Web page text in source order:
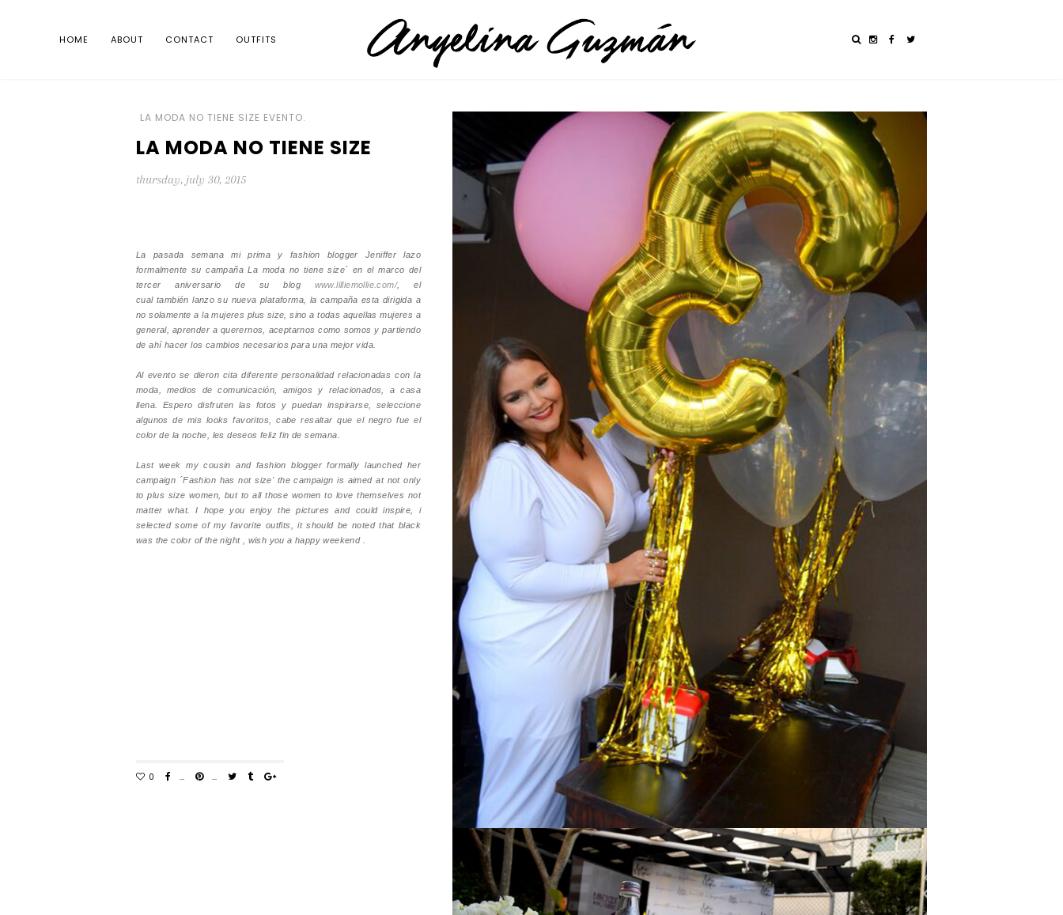
HOME ABOUT CONTACT OUTFITS
LA MODA NO TIENE SIZE EVENTO.
LA MODA NO TIENE SIZE
thursday, july 30, 2015
La pasada semana mi prima y fashion blogger Jeniffer lazo
formalmente su campaña La moda no tiene size´ en el marco del
tercer aniversario de su blog www.lilliemollie.com/, el
cual también lanzo su nueva plataforma, la campaña esta dirigida a
no solamente a la mujeres plus size, sino a todas aquellas mujeres a
general, aprender a querernos, aceptarnos como somos y partiendo
de ahí hacer los cambios necesarios para una mejor vida.
Al evento se dieron cita diferente personalidad relacionadas con la
moda, medios de comunicación, amigos y relacionados, a casa
llena. Espero disfruten las fotos y puedan inspirarse, seleccione
algunos de mis looks favoritos, cabe resaltar que el negro fue el
color de la noche, les deseos feliz fin de semana.
Last week my cousin and fashion blogger formally launched her
campaign ´Fashion has not size' the campaign is aimed at not only
to plus size women, but to all those women to love themselves not
matter what. I hope you enjoy the pictures and could inspire, i
selected some of my favorite outfits, it should be noted that black
was the color of the night , wish you a happy weekend .